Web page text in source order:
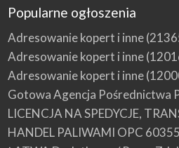
Popularne ogłoszenia
Adresowanie kopert i inne
Adresowanie kopert i inne
Adresowanie kopert i inne
Gotowa Agencja Pośrednictwa
LICENCJA NA SPEDYCJE,
HANDEL PALIWAMI OPC